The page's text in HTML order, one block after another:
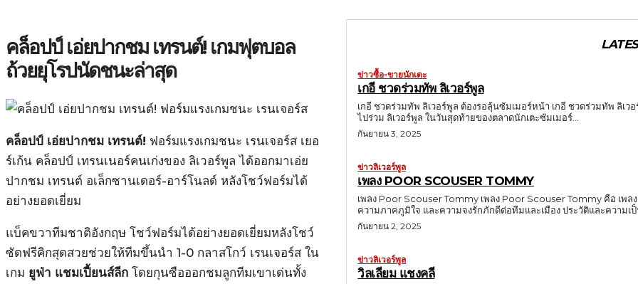
คล็อปป์ เอ่ยปากชม เทรนต์! เกมฟุตบอล
ถ้วยยุโรปนัดชนะล่าสุด
คล็อปป์ เอ่ยปากชม เทรนต์! ฟอร์มแรงเกมชนะ เรนเจอร์ส เยอ
ร์เก้น คล็อปป์ เทรนเนอร์คนเก่งของ ลิเวอร์พูล ได้ออกมาเอ่ย
ปากชม เทรนต์ อเล็กซานเดอร์-อาร์โนลด์ หลังโชว์ฟอร์มได้
อย่างยอดเยี่ยม
แบ็คขวาทีมชาติอังกฤษ โชว์ฟอร์มได้อย่างยอดเยี่ยมหลังโชว์
ซัดฟรีคิกสุดสวยช่วยให้ทีมขึ้นนำ 1-0 กลาสโกว์ เรนเจอร์ส ใน
เกม ยูฟ่า แชมเปี้ยนส์ลีก โดยกุนซือออกชมลูกทีมเขาเด่นทั้ง
ข่าวซื้อ-ขายนักเตะ
เกอี ชวดร่วมทัพ ลิเวอร์พูล
เกอี ชวดร่วมทัพ ลิเวอร์พูล ต้องรอลุ้นซัมเมอร์หน้า เกอี ชวดร่วมทัพ ลิเ
ไปร่วม ลิเวอร์พูล ในวันสุดท้ายของตลาดนักเตะซัมเมอร์...
กันยายน 3, 2025
ข่าวลิเวอร์พูล
เพลง POOR SCOUSER TOMMY
เพลง Poor Scouser Tommy เพลง Poor Scouser Tommy คือ เพ
ความภาคภูมิใจ และความจงรักภักดีต่อทีมและเมือง ประวัติและความเ
กันยายน 2, 2025
ข่าวลิเวอร์พูล
วิลเลียม แชงคลี